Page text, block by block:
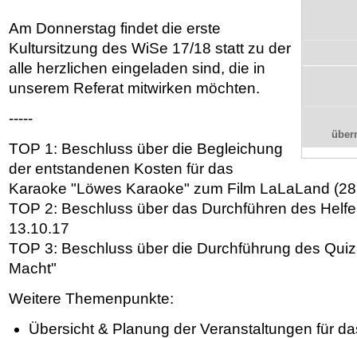
Am Donnerstag findet die erste
Kultursitzung des WiSe 17/18 statt zu der
alle herzlichen eingeladen sind, die in
unserem Referat mitwirken möchten.
-----
TOP 1: Beschluss über die Begleichung
der entstandenen Kosten für das
Karaoke "Löwes Karaoke" zum Film LaLaLand
TOP 2: Beschluss über das Durchführen des
13.10.17
TOP 3: Beschluss über die Durchführung des
Macht"
Weitere Themenpunkte:
Übersicht & Planung der Veranstaltungen für